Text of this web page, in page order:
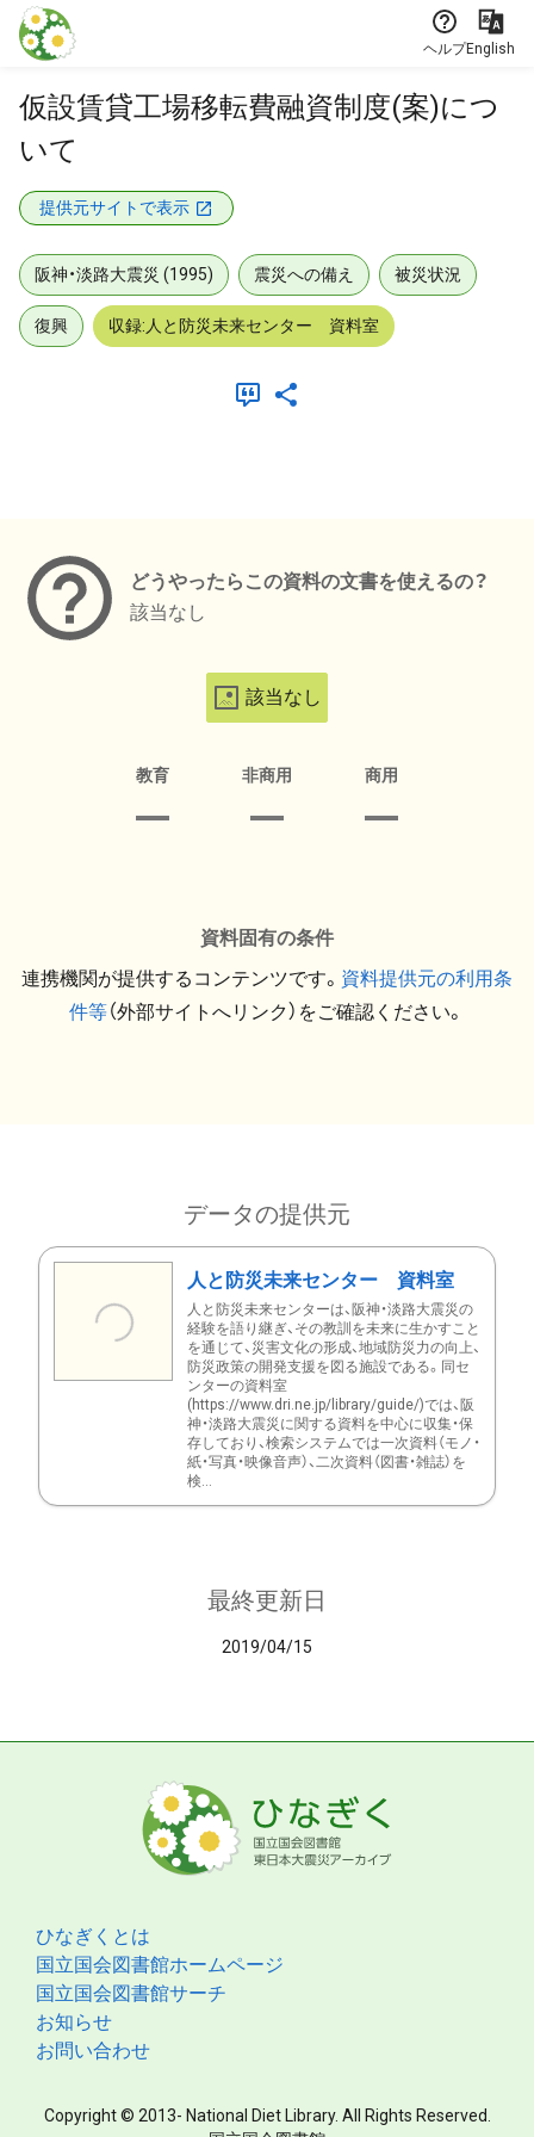
本文に飛ぶ
ヘルプEnglish
仮設賃貸工場移転費融資制度(案)につ
いて
提供元サイトで表示
阪神・淡路大震災 (1995) 震災への備え 被災状況
復興 収録:人と防災未来センター 資料室
どうやったらこの資料の文書を使えるの？
該当なし
該当なし
教育 非商用 商用
資料固有の条件
連携機関が提供するコンテンツです。 資料提供元の利用条
件等（外部サイトへリンク）をご確認ください。
データの提供元
人と防災未来センター 資料室
人と防災未来センターは、阪神・淡路大震災の
経験を語り継ぎ、その教訓を未来に生かすこと
を通じて、災害文化の形成、地域防災力の向上、
防災政策の開発支援を図る施設である。同セ
ンターの資料室
(https://www.dri.ne.jp/library/guide/)では、阪
神・淡路大震災に関する資料を中心に収集・保
存しており、検索システムでは一次資料（モノ・
紙・写真・映像音声）、二次資料（図書・雑誌）を
検...
最終更新日
2019/04/15
ひなぎくとは
国立国会図書館ホームページ
国立国会図書館サーチ
お知らせ
お問い合わせ
Copyright © 2013- National Diet Library. All Rights Reserved.